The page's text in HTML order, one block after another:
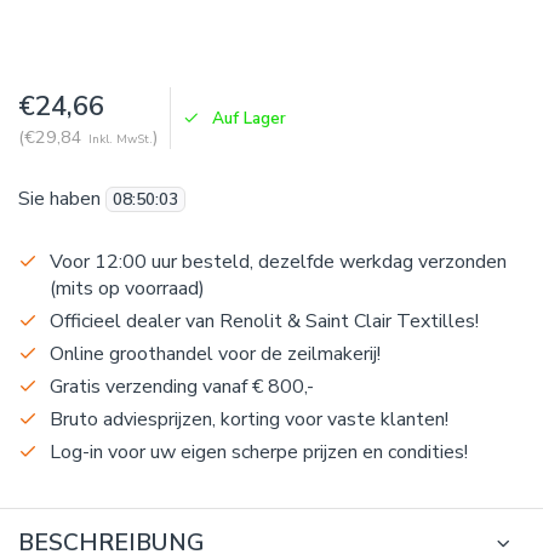
€24,66
(€29,84 Inkl. MwSt.)
Auf Lager
Sie haben 08:50:03
Voor 12:00 uur besteld, dezelfde werkdag verzonden
(mits op voorraad)
Officieel dealer van Renolit & Saint Clair Textilles!
Online groothandel voor de zeilmakerij!
Gratis verzending vanaf € 800,-
Bruto adviesprijzen, korting voor vaste klanten!
Log-in voor uw eigen scherpe prijzen en condities!
BESCHREIBUNG